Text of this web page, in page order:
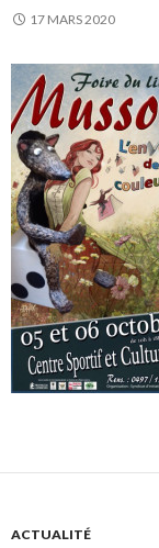
17 MARS 2020
ACTUALITÉ